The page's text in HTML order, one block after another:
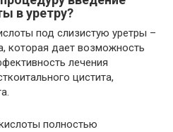
в уретру?
под слизистую уретры –
которая дает возможность
лечения
цистита,
полностью